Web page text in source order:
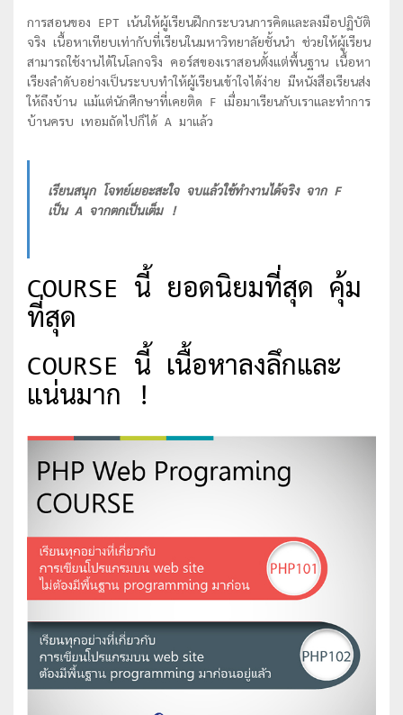
การสอนของ EPT เน้นให้ผู้เรียนฝึกกระบวนการคิดและลงมือปฏิบัติ
จริง เนื้อหาเทียบเท่ากับที่เรียนในมหาวิทยาลัยชั้นนำ ช่วยให้ผู้เรียน
สามารถใช้งานได้ในโลกจริง คอร์สของเราสอนตั้งแต่พื้นฐาน เนื้อหา
เรียงลำดับอย่างเป็นระบบทำให้ผู้เรียนเข้าใจได้ง่าย มีหนังสือเรียนส่ง
ให้ถึงบ้าน แม้แต่นักศีกษาที่เคยติด F เมื่อมาเรียนกับเราและทำการ
บ้านครบ เทอมถัดไปก็ได้ A มาแล้ว
เรียนสนุก โจทย์เยอะสะใจ จบแล้วใช้ทำงานได้จริง จาก F
เป็น A จากตกเป็นเต็ม !
COURSE นี้ ยอดนิยมที่สุด คุ้ม
ที่สุด
COURSE นี้ เนื้อหาลงลึกและ
แน่นมาก !